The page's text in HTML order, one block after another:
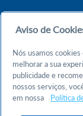
Aviso de
Nós usamos
melhorar a sua
publicidade e
nossos serviços,
em nossa
Política